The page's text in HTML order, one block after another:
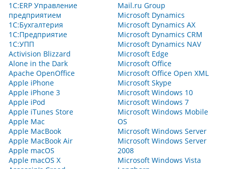
1С:ERP Управление
предприятием
1С:Бухгалтерия
1С:Предприятие
1С:УПП
Activision Blizzard
Alone in the Dark
Apache OpenOffice
Apple iPhone
Apple iPhone 3
Apple iPod
Apple iTunes Store
Apple Mac
Apple MacBook
Apple MacBook Air
Apple macOS
Apple macOS X
Mail.ru Group
Microsoft Dynamics
Microsoft Dynamics AX
Microsoft Dynamics CRM
Microsoft Dynamics NAV
Microsoft Edge
Microsoft Office
Microsoft Office Open XML
Microsoft Skype
Microsoft Windows 10
Microsoft Windows 7
Microsoft Windows Mobile
OS
Microsoft Windows Server
Microsoft Windows Server
2008
Microsoft Windows Vista